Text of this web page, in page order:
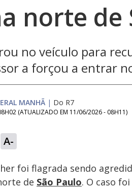
norte de
no veículo para
a forçou a entrar
MANHÃ | Do R7
(ATUALIZADO EM 11/06/2026 - 08H11)
A-
Ativar
Som
20.46%
foi flagrada sendo
de São Paulo. O caso